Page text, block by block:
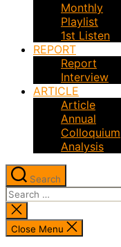
Monthly
Playlist
1st Listen
REPORT
Report
Interview
ARTICLE
Article
Annual
Colloquium
Analysis
Search
Search
for:
Close
search
Close Menu